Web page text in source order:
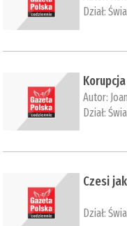
Dział:
Autor:
Dział:
Czesi
Dział: